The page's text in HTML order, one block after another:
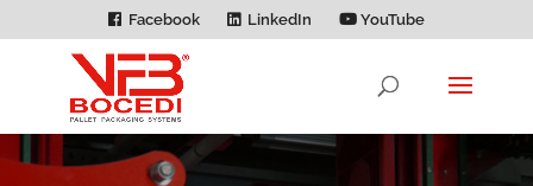
Facebook LinkedIn YouTube